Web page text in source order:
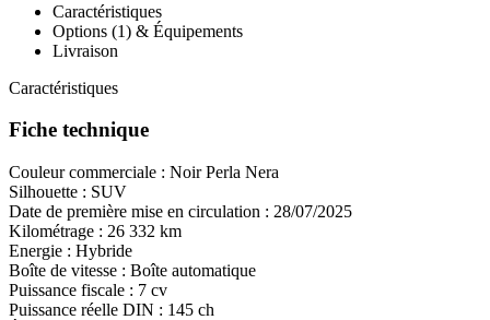
Caractéristiques
Options (1) & Équipements
Livraison
Caractéristiques
Fiche technique
Couleur commerciale : Noir Perla Nera
Silhouette : SUV
Date de première mise en circulation : 28/07/2025
Kilométrage : 26 332 km
Energie : Hybride
Boîte de vitesse : Boîte automatique
Puissance fiscale : 7 cv
Puissance réelle DIN : 145 ch